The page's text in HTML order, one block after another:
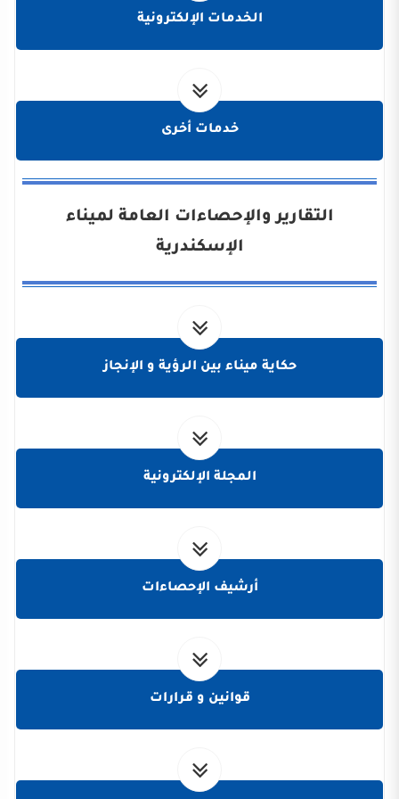
الخدمات الإلكترونية
خدمات أخرى
التقارير والإحصاءات العامة لميناء
الإسكندرية
حكاية ميناء بين الرؤية و الإنجاز
المجلة الإلكترونية
أرشيف الإحصاءات
قوانين و قرارات